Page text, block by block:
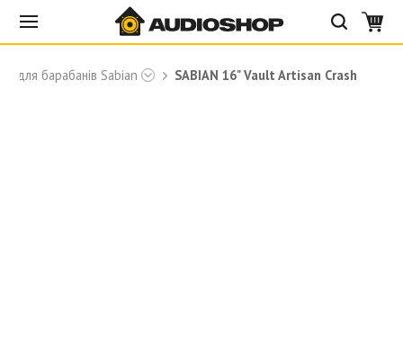
для барабанів Sabian SABIAN 16" Vault Artisan Crash